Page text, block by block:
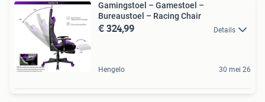
Gamingstoel – Gamestoel –
Bureaustoel – Racing Chair
€ 324,99 Details
Hengelo 30 mei 26